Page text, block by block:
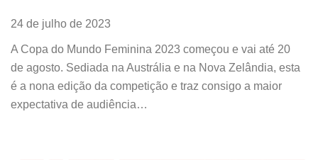
24 de julho de 2023
A Copa do Mundo Feminina 2023 começou e vai até 20
de agosto. Sediada na Austrália e na Nova Zelândia, esta
é a nona edição da competição e traz consigo a maior
expectativa de audiência…